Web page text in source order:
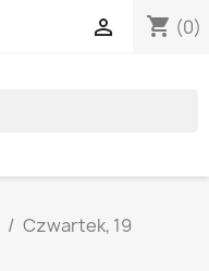
shopping_cart (0)

Czwartek, 19